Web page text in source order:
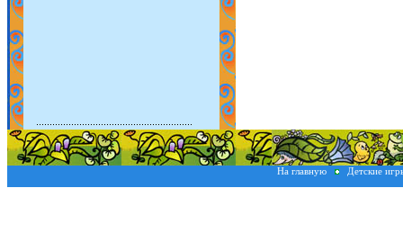
На главную Детские